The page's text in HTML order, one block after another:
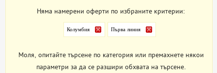
Няма намерени оферти по избраните критерии:
Колумбия Първа линия
Моля, опитайте търсене по категория или премахнете някои
параметри за да се разшири обхвата на търсене.